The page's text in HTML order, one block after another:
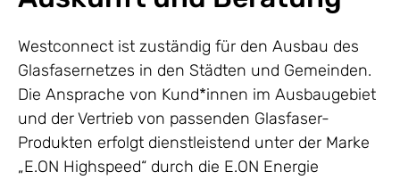
Westconnect ist zuständig für den Ausbau des
Glasfasernetzes in den Städten und Gemeinden.
Die Ansprache von Kund*innen im Ausbaugebiet
und der Vertrieb von passenden Glasfaser-
Produkten erfolgt dienstleistend unter der Marke
„E.ON Highspeed“ durch die E.ON Energie